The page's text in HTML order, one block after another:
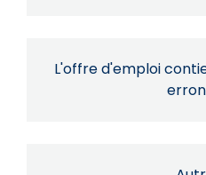
L'offre d'emploi